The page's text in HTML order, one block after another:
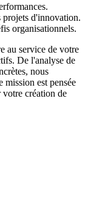
projets d'innovation.
organisationnels.
au service de votre
De l'analyse de
nous
mission est pensée
votre création de